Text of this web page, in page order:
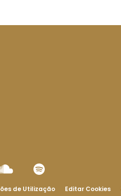
de Utilização Editar Cookies